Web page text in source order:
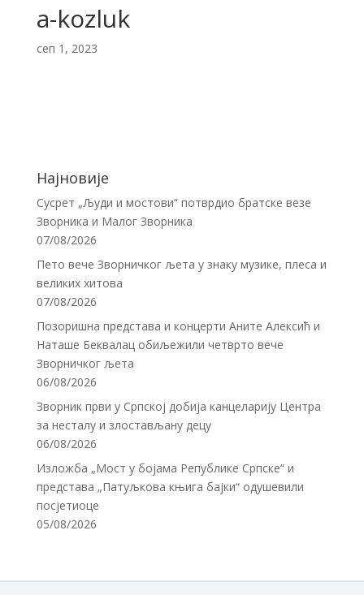
a-kozluk
сеп 1, 2023
Најновије
Сусрет „Људи и мостови“ потврдио братске везе
Зворника и Малог Зворника
07/08/2026
Пето вече Зворничког љета у знаку музике, плеса и
великих хитова
07/08/2026
Позоришна представа и концерти Аните Алексић и
Наташе Беквалац обиљежили четврто вече
Зворничког љета
06/08/2026
Зворник први у Српској добија канцеларију Центра
за несталу и злостављану децу
06/08/2026
Изложба „Мост у бојама Републике Српске“ и
представа „Патуљкова књига бајки“ одушевили
посјетиоце
05/08/2026